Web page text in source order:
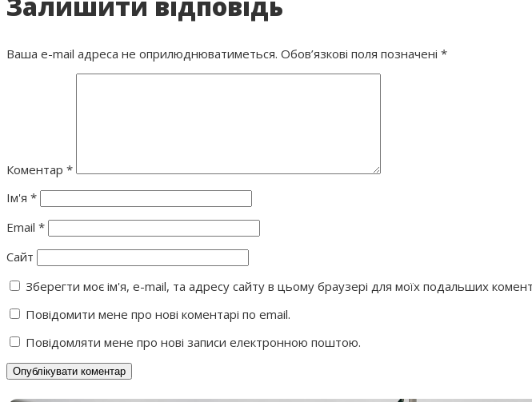
Ваша e-mail адреса не оприлюднюватиметься. Обов’язкові поля позначені *
Коментар *
Ім'я *
Email *
Сайт
Зберегти моє ім'я, e-mail, та адресу сайту в цьому браузері для моїх подальших
Повідомити мене про нові коментарі по email.
Повідомляти мене про нові записи електронною поштою.